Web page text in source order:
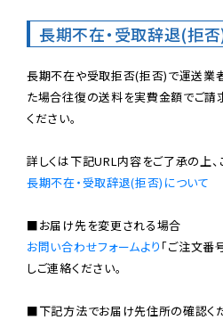
長期不在・受取辞退(拒
長期不在や受取拒否(拒否)で運送業
た場合往復の送料を実費金額でご請
ください。
長期不在・受取辞退(拒否)について
お問い合わせフォームより 「ご注文番
しご連絡ください。
■下記方法でお届け先住所の確認くだ